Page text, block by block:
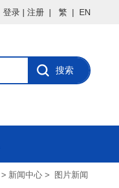
登录 | 注册 | 繁 | EN
> 新闻中心 > 图片新闻